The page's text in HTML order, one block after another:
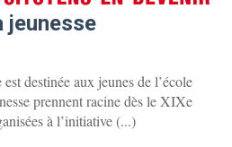
jeunesse
destinée aux jeunes de l’école
prennent racine dès le XIXe
à l’initiative (...)